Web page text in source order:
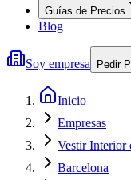
Guías de Precios
Blog
Soy empresa Pedir
Inicio
Empresas
Vestir Interior
Barcelona